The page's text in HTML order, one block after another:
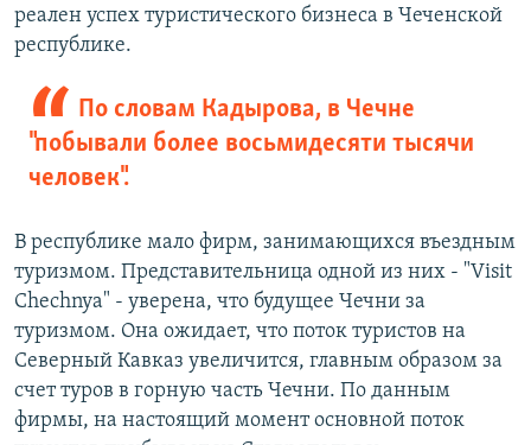
реален успех туристического бизнеса в Чеченской
республике.
По словам Кадырова, в Чечне
"побывали более восьмидесяти тысячи
человек".
В республике мало фирм, занимающихся въездным
туризмом. Представительница одной из них - "Visit
Chechnya" - уверена, что будущее Чечни за
туризмом. Она ожидает, что поток туристов на
Северный Кавказ увеличится, главным образом за
счет туров в горную часть Чечни. По данным
фирмы, на настоящий момент основной поток